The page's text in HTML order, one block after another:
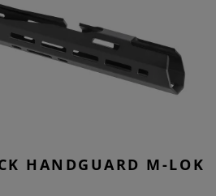
HANDGUARD M-LOK